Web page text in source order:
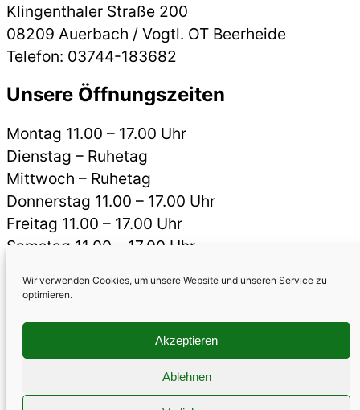
Wir verwenden Cookies, um unsere Website und unseren Service zu
optimieren.
Akzeptieren
Ablehnen
Klingenthaler Straße 200
08209 Auerbach / Vogtl. OT Beerheide
Telefon: 03744-183682
Unsere Öffnungszeiten
Montag 11.00 – 17.00 Uhr
Dienstag – Ruhetag
Mittwoch – Ruhetag
Donnerstag 11.00 – 17.00 Uhr
Freitag 11.00 – 17.00 Uhr
Samstag 11.00 – 17.00 Uhr
Das Kleingedruckte
Cookie-Richtlinie (EU)
Datenschutz
Nutzungsbedingungen